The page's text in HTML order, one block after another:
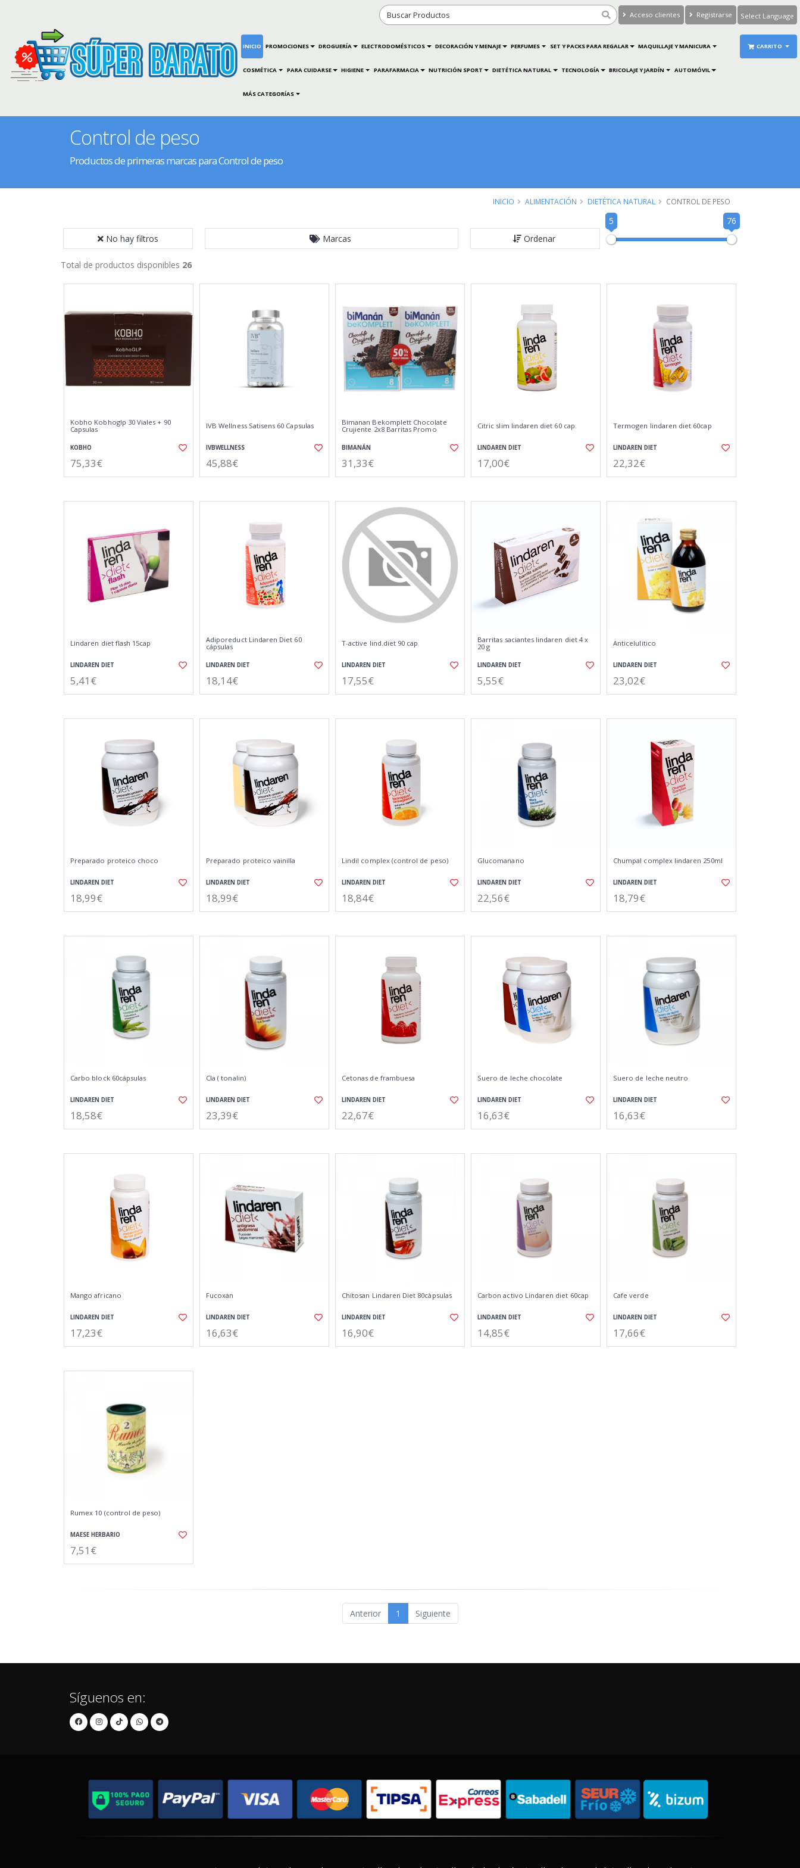
Acceso clientes Registrarse
Translate
INICIO PROMOCIONES DROGUERÍA ELECTRODOMÉSTICOS DECORACIÓN Y MENAJE PERFUMES SET Y PACKS PARA REGALAR MAQUILLAJE Y MANICURA
COSMÉTICA PARA CUIDARSE HIGIENE PARAFARMACIA NUTRICIÓN SPORT DIETÉTICA NATURAL TECNOLOGÍA BRICOLAJE Y JARDÍN AUTOMÓVIL
MÁS CATEGORÍAS
CARRITO
Control de peso
Productos de primeras marcas para Control de peso
INICIO ALIMENTACIÓN DIETÉTICA NATURAL CONTROL DE PESO
No hay filtros Marcas Ordenar
5 76
Total de productos disponibles 26
Kobho Kobhoglp 30 Viales + 90
Capsulas
KOBHO
75,33€
IVB Wellness Satisens 60 Capsulas
IVBWELLNESS
45,88€
Bimanan Bekomplett Chocolate
Crujiente 2x8 Barritas Promo
BIMANÁN
31,33€
Citric slim lindaren diet 60 cap.
LINDAREN DIET
17,00€
Termogen lindaren diet 60cap
LINDAREN DIET
22,32€
Lindaren diet flash 15cap
LINDAREN DIET
5,41€
Adiporeduct Lindaren Diet 60
cápsulas
LINDAREN DIET
18,14€
T-active lind.diet 90 cap
LINDAREN DIET
17,55€
Barritas saciantes lindaren diet 4 x
20 g
LINDAREN DIET
5,55€
Anticelulitico
LINDAREN DIET
23,02€
Preparado proteico choco
LINDAREN DIET
18,99€
Preparado proteico vainilla
LINDAREN DIET
18,99€
Lindil complex (control de peso)
LINDAREN DIET
18,84€
Glucomanano
LINDAREN DIET
22,56€
Chumpal complex lindaren 250ml
LINDAREN DIET
18,79€
Carbo block 60cápsulas
LINDAREN DIET
18,58€
Cla ( tonalin)
LINDAREN DIET
23,39€
Cetonas de frambuesa
LINDAREN DIET
22,67€
Suero de leche chocolate
LINDAREN DIET
16,63€
Suero de leche neutro
LINDAREN DIET
16,63€
Mango africano
LINDAREN DIET
17,23€
Fucoxan
LINDAREN DIET
16,63€
Chitosan Lindaren Diet 80càpsulas
LINDAREN DIET
16,90€
Carbon activo Lindaren diet 60cap
LINDAREN DIET
14,85€
Cafe verde
LINDAREN DIET
17,66€
Rumex 10 (control de peso)
MAESE HERBARIO
7,51€
Anterior 1 Siguiente
Síguenos en: